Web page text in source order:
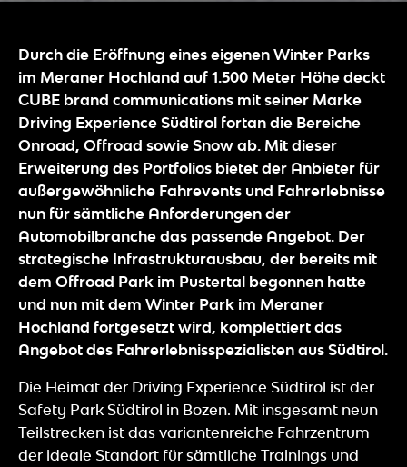
Durch die Eröffnung eines eigenen Winter Parks
im Meraner Hochland auf 1.500 Meter Höhe deckt
CUBE brand communications mit seiner Marke
Driving Experience Südtirol fortan die Bereiche
Onroad, Offroad sowie Snow ab. Mit dieser
Erweiterung des Portfolios bietet der Anbieter für
außergewöhnliche Fahrevents und Fahrerlebnisse
nun für sämtliche Anforderungen der
Automobilbranche das passende Angebot. Der
strategische Infrastrukturausbau, der bereits mit
dem Offroad Park im Pustertal begonnen hatte
und nun mit dem Winter Park im Meraner
Hochland fortgesetzt wird, komplettiert das
Angebot des Fahrerlebnisspezialisten aus Südtirol.
Die Heimat der Driving Experience Südtirol ist der
Safety Park Südtirol in Bozen. Mit insgesamt neun
Teilstrecken ist das variantenreiche Fahrzentrum
der ideale Standort für sämtliche Trainings und